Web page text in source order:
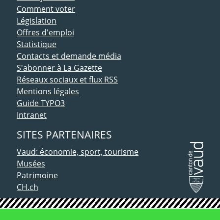
Comment voter
Législation
Offres d'emploi
Statistique
Contacts et demande média
S'abonner à La Gazette
Réseaux sociaux et flux RSS
Mentions légales
Guide TYPO3
Intranet
SITES PARTENAIRES
Vaud: économie, sport, tourisme
Musées
Patrimoine
CH.ch